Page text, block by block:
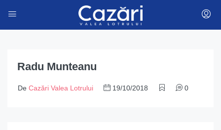
Radu Munteanu
De Cazări Valea Lotrului 19/10/2018 0